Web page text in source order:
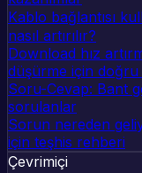
Kablo bağlantısı
nasıl artırılır?
Download hız
düşürme için doğru
Soru-Cevap: Bant
sorulanlar
Sorun nereden
için teşhis rehberi
Çevrimiçi